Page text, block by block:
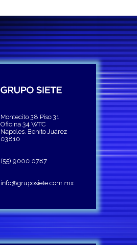
Montecito 38 Piso 31
Oficina 34 WTC
Napoles, Benito Juárez
03810
(55) 9000 0787
info@gruposiete.com.mx